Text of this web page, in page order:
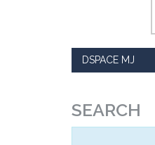
DSPACE MJ
SEARCH